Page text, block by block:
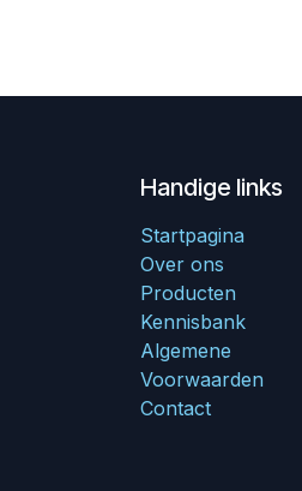
Handige links
Startpagina
Over ons
Producten
Kennisbank
Algemene
Voorwaarden
Contact